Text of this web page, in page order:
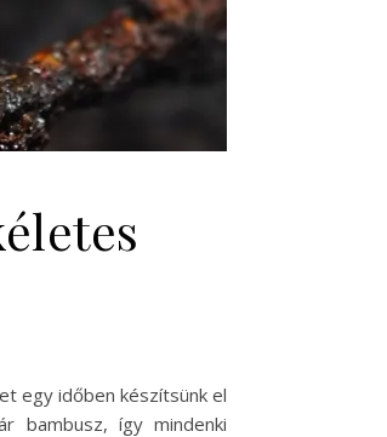
egy időben készítsünk el
bambusz, így mindenki